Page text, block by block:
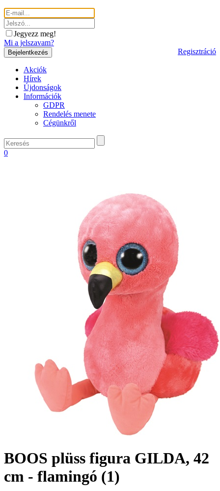
Jegyezz meg!
Mi a jelszavam?
Regisztráció
Akciók
Hírek
Újdonságok
Információk
GDPR
Rendelés menete
Cégünkről
0
BOOS plüss figura GILDA, 42
cm - flamingó (1)